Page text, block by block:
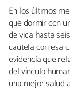
En los últimos
que dormir con
de vida hasta
cautela con esa
evidencia que
del vínculo
una mejor salud